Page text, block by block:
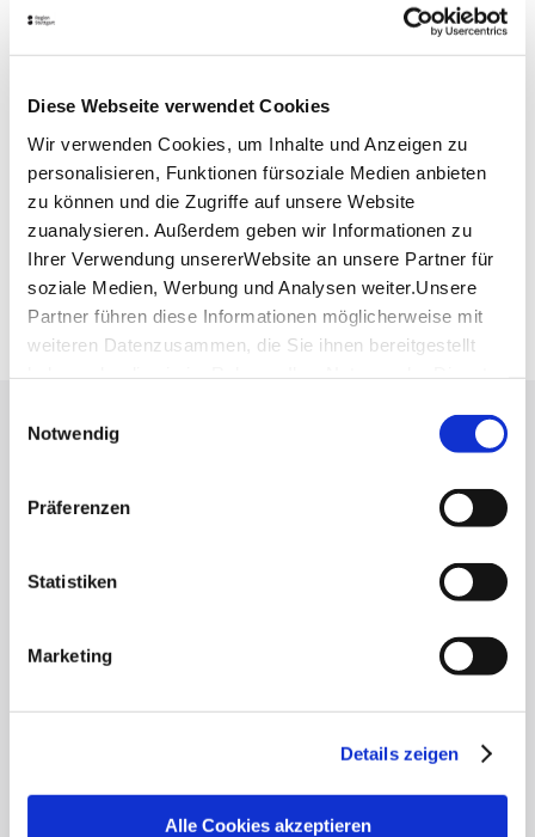
Diese Webseite verwendet Cookies
Wir verwenden Cookies, um Inhalte und Anzeigen zu
personalisieren, Funktionen fürsoziale Medien anbieten
zu können und die Zugriffe auf unsere Website
zuanalysieren. Außerdem geben wir Informationen zu
Ihrer Verwendung unsererWebsite an unsere Partner für
soziale Medien, Werbung und Analysen weiter.Unsere
Partner führen diese Informationen möglicherweise mit
weiteren Datenzusammen, die Sie ihnen bereitgestellt
Impressum
Notwendig
Präferenzen
Statistiken
Marketing
Details zeigen
Alle Cookies akzeptieren
Website:
www.biergarten-schwaneninsel.de
Verkehrs- und Tarifverbund Stuttgart GmbH
Fahrplanauskunft des VVS
Deutsche Bahn AG
Fahrplanauskunft der DB
Google Maps
Google Maps Route
Lassen Sie sich inspirieren!
Mit unserem Newsletter bleiben Sie zu Events,
Highlights und aktuellen Angeboten in
Stellenangebote